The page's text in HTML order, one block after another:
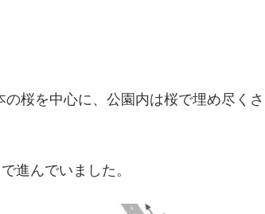
桜を中心に、公園内は桜で埋め尽くさ
進んでいました。